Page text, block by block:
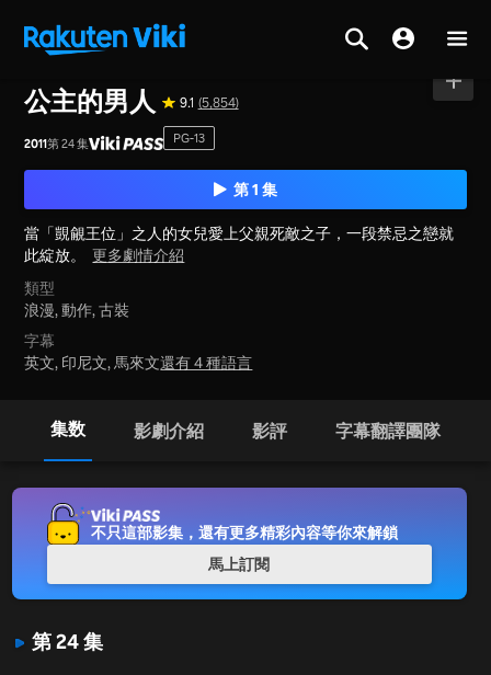
公主的男人 9.1 (5,854)
2011第 24 集 PG-13
第 1 集
當「覬覦王位」之人的女兒愛上父親死敵之子，一段禁忌之戀就
此綻放。
更多劇情介紹
類型
浪漫,動作,古裝
字幕
英文, 印尼文, 馬來文還有 4 種語言
集数 影劇介紹 影評 字幕翻譯團隊
第 24 集
不只這部影集，還有更多精彩內容等你來解鎖
馬上訂閱